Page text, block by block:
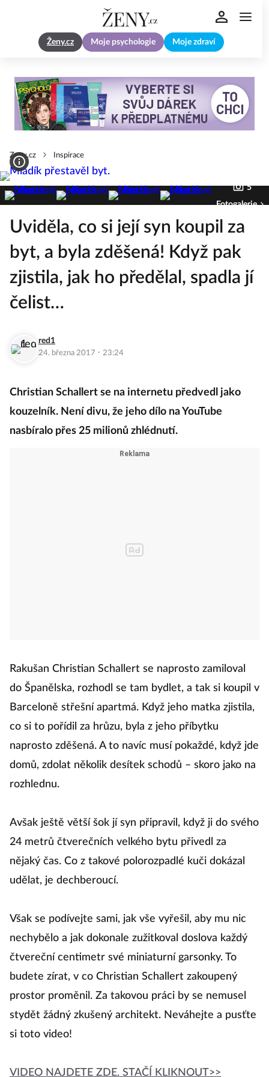
Ženy.cz Moje psychologie Moje zdraví
Zeny.cz Inspirace
5
Fotogalerie
Uviděla, co si její syn koupil za
byt, a byla zděšená! Když pak
zjistila, jak ho předělal, spadla jí
čelist…
red1
24. března 2017 · 23:24
Christian Schallert se na internetu předvedl jako
kouzelník. Není divu, že jeho dílo na YouTube
nasbíralo přes 25 milionů zhlédnutí.
Rakušan Christian Schallert se naprosto zamiloval
do Španělska, rozhodl se tam bydlet, a tak si koupil v
Barceloně střešní apartmá. Když jeho matka zjistila,
co si to pořídil za hrůzu, byla z jeho příbytku
naprosto zděšená. A to navíc musí pokaždé, když jde
domů, zdolat několik desítek schodů – skoro jako na
rozhlednu.
Avšak ještě větší šok jí syn připravil, když ji do svého
24 metrů čtverečních velkého bytu přivedl za
nějaký čas. Co z takové polorozpadlé kuči dokázal
udělat, je dechberoucí.
Však se podívejte sami, jak vše vyřešil, aby mu nic
nechybělo a jak dokonale zužitkoval doslova každý
čtvereční centimetr své miniaturní garsonky. To
budete zírat, v co Christian Schallert zakoupený
prostor proměnil. Za takovou práci by se nemusel
stydět žádný zkušený architekt. Neváhejte a pusťte
si toto video!
VIDEO NAJDETE ZDE. STAČÍ KLIKNOUT>>